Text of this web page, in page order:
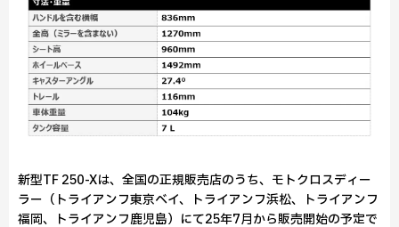
新型TF 250-Xは、全国の正規販売店のうち、モトクロスディー
ラー（トライアンフ東京ベイ、トライアンフ浜松、トライアンフ
福岡、トライアンフ鹿児島）にて25年7月から販売開始の予定で